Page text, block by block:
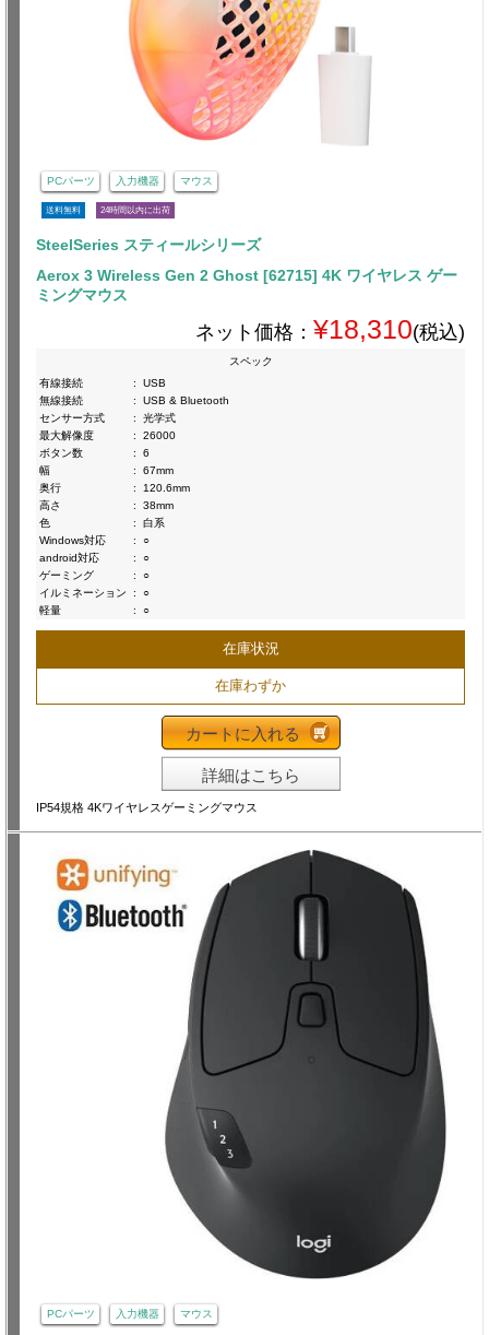
PCパーツ 入力機器 マウス
送料無料 24時間以内に出荷
SteelSeries スティールシリーズ
Aerox 3 Wireless Gen 2 Ghost [62715] 4K ワイヤレス ゲー
ミングマウス
ネット価格： ¥18,310(税込)
スペック
有線接続
:
USB
無線接続
:
USB & Bluetooth
センサー方式
:
光学式
最大解像度
:
26000
ボタン数
:
6
幅
:
67mm
奥行
:
120.6mm
高さ
:
38mm
色
:
白系
Windows対応
:
○
android対応
:
○
ゲーミング
:
○
イルミネーション
:
○
軽量
: ○
在庫状況
在庫わずか
カートに入れる
詳細はこちら
IP54規格 4Kワイヤレスゲーミングマウス
PCパーツ 入力機器 マウス